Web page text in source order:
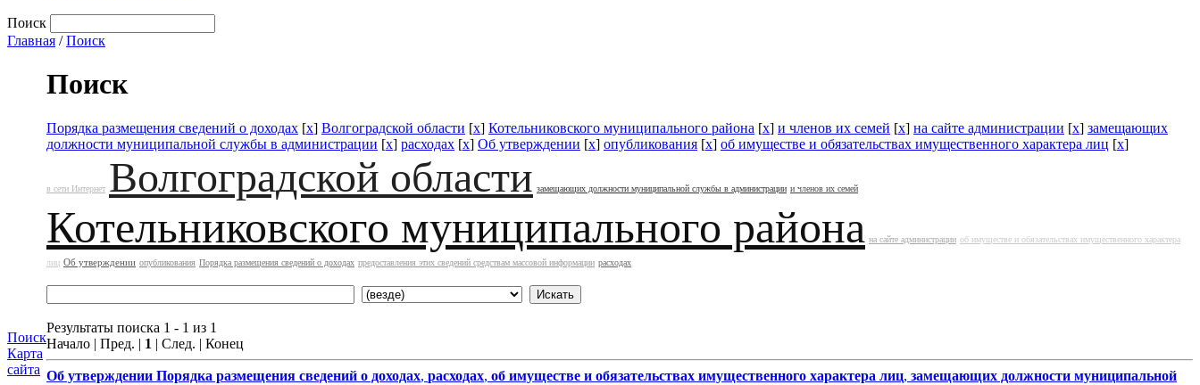
Поиск
Главная /Поиск
Поиск
Карта
сайта
Поиск
Порядка размещения сведений о доходах [x] Волгоградской области [x] Котельниковского муниципального района [x] и членов их семей [x] на сайте администрации [x] замещающих
должности муниципальной службы в администрации [x] расходах [x] Об утверждении [x] опубликования [x] об имуществе и обязательствах имущественного характера лиц [x]
в сети Интернет Волгоградской области замещающих должности муниципальной службы в администрации и членов их семей
Котельниковского муниципального района на сайте администрации об имуществе и обязательствах имущественного характера
лиц Об утверждении опубликования Порядка размещения сведений о доходах предоставления этих сведений средствам массовой информации расходах
Результаты поиска 1 - 1 из 1
Начало | Пред. | 1 | След. | Конец
Об утверждении Порядка размещения сведений о доходах, расходах, об имуществе и обязательствах имущественного характера лиц, замещающих должности муниципальной